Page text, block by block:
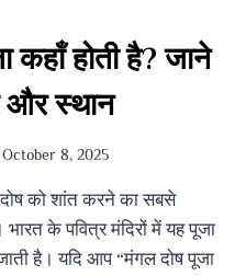
कहाँ होती है? जाने
और स्थान
October 8, 2025
को शांत करने का सबसे
भारत के पवित्र मंदिरों में यह पूजा
है। यदि आप “मंगल दोष पूजा